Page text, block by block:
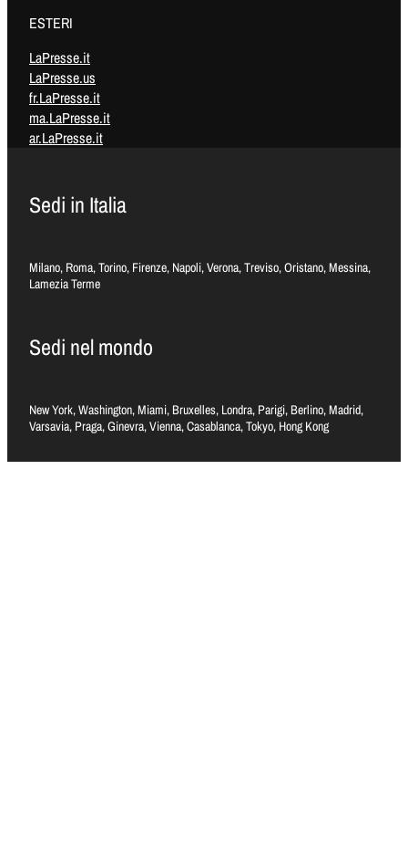
ESTERI
LaPresse.it
LaPresse.us
fr.LaPresse.it
ma.LaPresse.it
ar.LaPresse.it
Sedi in Italia
Milano, Roma, Torino, Firenze, Napoli, Verona, Treviso, Oristano, Messina,
Lamezia Terme
Sedi nel mondo
New York, Washington, Miami, Bruxelles, Londra, Parigi, Berlino, Madrid,
Varsavia, Praga, Ginevra, Vienna, Casablanca, Tokyo, Hong Kong